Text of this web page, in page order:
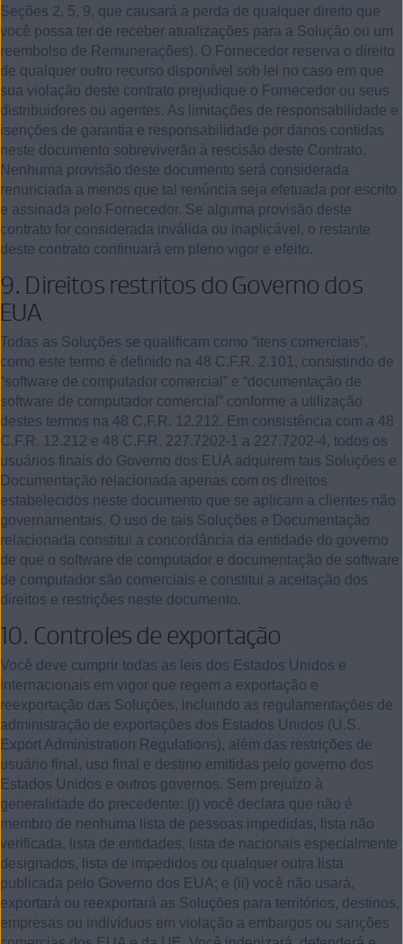
Seções 2, 5, 9, que causará a perda de qualquer direito que
você possa ter de receber atualizações para a Solução ou um
reembolso de Remunerações). O Fornecedor reserva o direito
de qualquer outro recurso disponível sob lei no caso em que
sua violação deste contrato prejudique o Fornecedor ou seus
distribuidores ou agentes. As limitações de responsabilidade e
isenções de garantia e responsabilidade por danos contidas
neste documento sobreviverão à rescisão deste Contrato.
Nenhuma provisão deste documento será considerada
renunciada a menos que tal renúncia seja efetuada por escrito
e assinada pelo Fornecedor. Se alguma provisão deste
contrato for considerada inválida ou inaplicável, o restante
deste contrato continuará em pleno vigor e efeito.
9. Direitos restritos do Governo dos
EUA
Todas as Soluções se qualificam como “itens comerciais”,
como este termo é definido na 48 C.F.R. 2.101, consistindo de
“software de computador comercial” e “documentação de
software de computador comercial” conforme a utilização
destes termos na 48 C.F.R. 12.212. Em consistência com a 48
C.F.R. 12.212 e 48 C.F.R. 227.7202-1 a 227.7202-4, todos os
usuários finais do Governo dos EUA adquirem tais Soluções e
Documentação relacionada apenas com os direitos
estabelecidos neste documento que se aplicam a clientes não
governamentais. O uso de tais Soluções e Documentação
relacionada constitui a concordância da entidade do governo
de que o software de computador e documentação de software
de computador são comerciais e constitui a aceitação dos
direitos e restrições neste documento.
10. Controles de exportação
Você deve cumprir todas as leis dos Estados Unidos e
internacionais em vigor que regem a exportação e
reexportação das Soluções, incluindo as regulamentações de
administração de exportações dos Estados Unidos (U.S.
Export Administration Regulations), além das restrições de
usuário final, uso final e destino emitidas pelo governo dos
Estados Unidos e outros governos. Sem prejuízo à
generalidade do precedente: (i) você declara que não é
membro de nenhuma lista de pessoas impedidas, lista não
verificada, lista de entidades, lista de nacionais especialmente
designados, lista de impedidos ou qualquer outra lista
publicada pelo Governo dos EUA; e (ii) você não usará,
exportará ou reexportará as Soluções para territórios, destinos,
empresas ou indivíduos em violação a embargos ou sanções